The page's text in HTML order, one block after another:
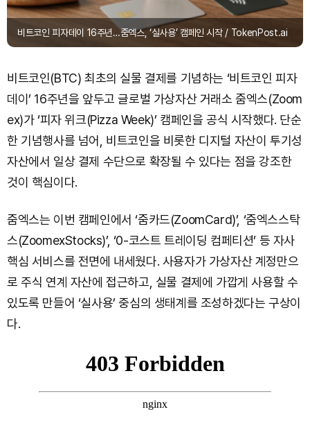
비트코인 피자데이 16주년…줌엑스, ‘실사용’ 캠페인 시작 / TokenPost.ai
비트코인(BTC) 최초의 실물 결제를 기념하는 ‘비트코인 피자
데이’ 16주년을 앞두고 글로벌 가상자산 거래소 줌엑스(Zoom
ex)가 ‘피자 위크(Pizza Week)’ 캠페인을 공식 시작했다. 단순
한 기념행사를 넘어, 비트코인을 비롯한 디지털 자산이 투기성
자산에서 일상 결제 수단으로 확장될 수 있다는 점을 강조한
것이 핵심이다.
줌엑스는 이번 캠페인에서 ‘줌카드(ZoomCard)’, ‘줌엑스스탁
스(ZoomexStocks)’, ‘0-코스트 트레이딩 컴페티션’ 등 자사
핵심 서비스를 전면에 내세웠다. 사용자가 가상자산 계정만으
로 주식 연계 자산에 접근하고, 실물 결제에 가깝게 사용할 수
있도록 만들어 ‘실사용’ 중심의 생태계를 조성하겠다는 구상이
다.